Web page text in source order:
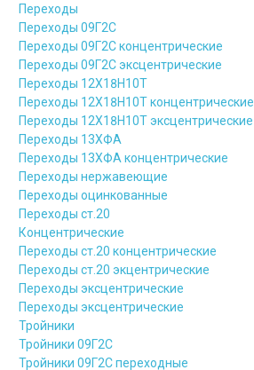
Переходы
Переходы 09Г2С
Переходы 09Г2С концентрические
Переходы 09Г2С эксцентрические
Переходы 12Х18Н10Т
Переходы 12Х18Н10Т концентрические
Переходы 12Х18Н10Т эксцентрические
Переходы 13ХФА
Переходы 13ХФА концентрические
Переходы нержавеющие
Переходы оцинкованные
Переходы ст.20
Концентрические
Переходы ст.20 концентрические
Переходы ст.20 экцентрические
Переходы эксцентрические
Переходы эксцентрические
Тройники
Тройники 09Г2С
Тройники 09Г2С переходные